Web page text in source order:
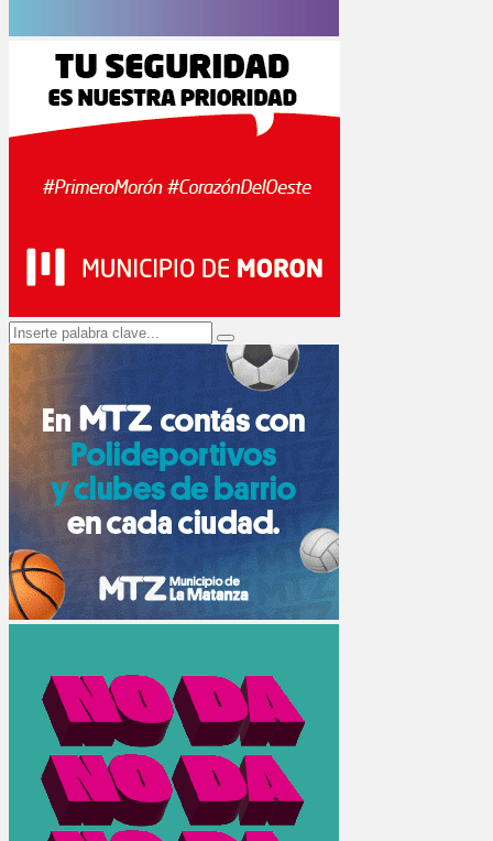
Search
for:
Search